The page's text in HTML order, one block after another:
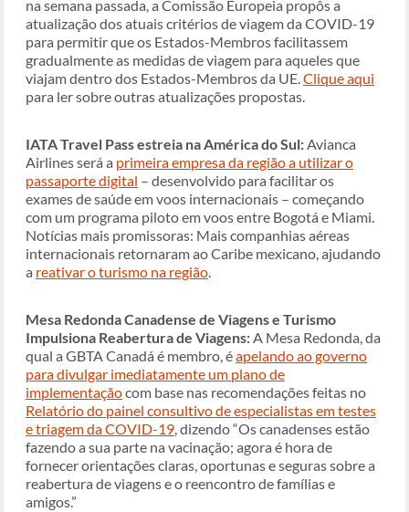
na semana passada, a Comissão Europeia propôs a
atualização dos atuais critérios de viagem da COVID-19
para permitir que os Estados-Membros facilitassem
gradualmente as medidas de viagem para aqueles que
viajam dentro dos Estados-Membros da UE.Clique aqui
para ler sobre outras atualizações propostas.
IATA Travel Pass estreia na América do Sul:Avianca
Airlines será a primeira empresa da região a utilizar o
passaporte digital – desenvolvido para facilitar os
exames de saúde em voos internacionais – começando
com um programa piloto em voos entre Bogotá e Miami.
Notícias mais promissoras: Mais companhias aéreas
internacionais retornaram ao Caribe mexicano, ajudando
a reativar o turismo na região.
Mesa Redonda Canadense de Viagens e Turismo
Impulsiona Reabertura de Viagens:A Mesa Redonda, da
qual a GBTA Canadá é membro, éapelando ao governo
para divulgar imediatamente um plano de
implementaçãocom base nas recomendações feitas no
Relatório do painel consultivo de especialistas em testes
e triagem da COVID-19, dizendo “Os canadenses estão
fazendo a sua parte na vacinação; agora é hora de
fornecer orientações claras, oportunas e seguras sobre a
reabertura de viagens e o reencontro de famílias e
amigos.”